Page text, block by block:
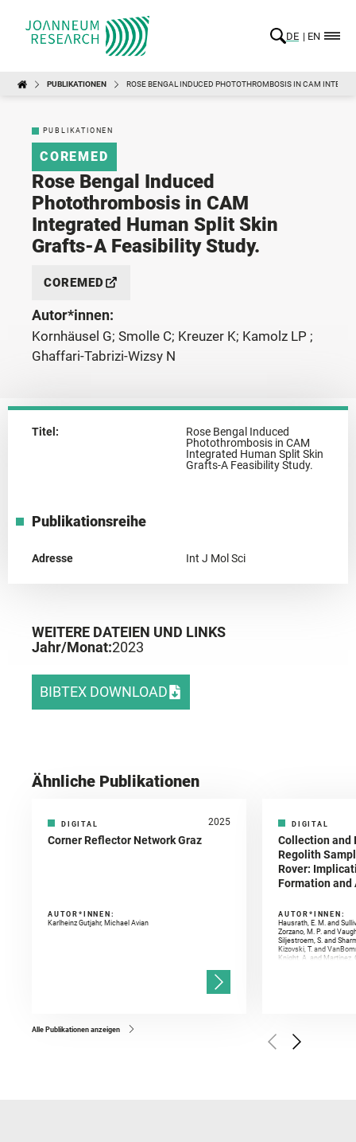
DE EN
PUBLIKATIONEN ROSE BENGAL INDUCED PHOTOTHROMBOSIS IN CAM
PUBLIKATIONEN
COREMED
Rose Bengal Induced
Photothrombosis in CAM
Integrated Human Split Skin
Grafts-A Feasibility Study.
COREMED
Autor*innen:
Kornhäusel G; Smolle C; Kreuzer K; Kamolz LP ;
Ghaffari-Tabrizi-Wizsy N
Titel:
Rose Bengal Induced
Photothrombosis in CAM
Integrated Human Split Skin
Grafts-A Feasibility Study.
Publikationsreihe
Adresse Int J Mol Sci
WEITERE DATEIEN UND LINKS
Jahr/Monat:2023
BIBTEX DOWNLOAD
Ähnliche Publikationen
DIGITAL 2025
Corner Reflector Network Graz
AUTOR*INNEN:
Karlheinz Gutjahr, Michael Avian
DIGITAL
Collection and
Regolith
Rover:
Formation
AUTOR*INNEN:
Hausrath, E. M. and
Zorzano, M. P. and
Siljestroem, S. and
Kizovski, T. and
Knight, A. and Martinez,
Golombek, M. and
Herkenhoff, K. and
Alle Publikationen anzeigen